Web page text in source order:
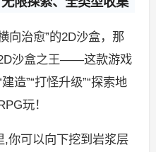
向治愈”的2D沙盒，那
2D沙盒之王——这款游戏
造”“打怪升级”“探索地
玩！
你可以向下挖到岩浆层